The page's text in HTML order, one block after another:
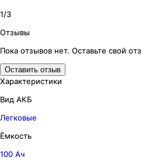
1/3
Отзывы
Пока отзывов нет. Оставьте свой
Оставить отзыв
Характеристики
Вид АКБ
Легковые
Ёмкость
100 Ач